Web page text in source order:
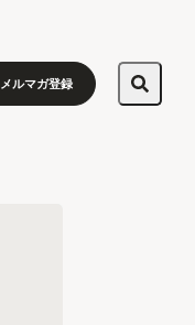
メルマガ登録